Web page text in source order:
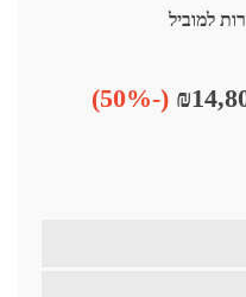
למוביל
(-50%)